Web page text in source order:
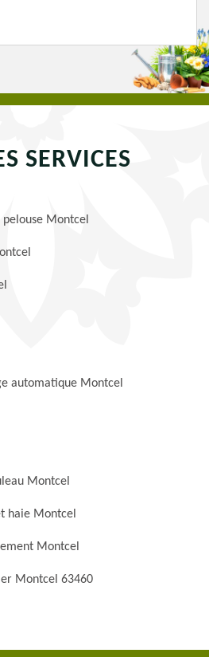
SERVICES
pelouse Montcel
automatique Montcel
Montcel
haie Montcel
Montcel
Montcel 63460